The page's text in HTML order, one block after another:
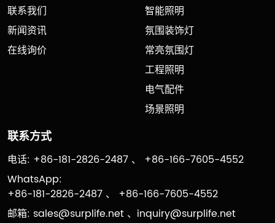
联系我们
新闻资讯
在线询价
智能照明
氛围装饰灯
常亮氛围灯
工程照明
电气配件
场景照明
联系方式
电话: +86-181-2826-2487 、 +86-166-7605-4552
WhatsApp:
+86-181-2826-2487 、 +86-166-7605-4552
邮箱: sales@surplife.net 、 inquiry@surplife.net